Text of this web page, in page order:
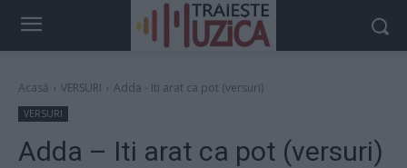
Acasă VERSURI Adda - Iti arat ca pot (versuri)
VERSURI
Adda – Iti arat ca pot (versuri)